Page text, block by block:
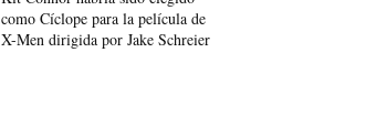
como Cíclope para la película de
X-Men dirigida por Jake Schreier